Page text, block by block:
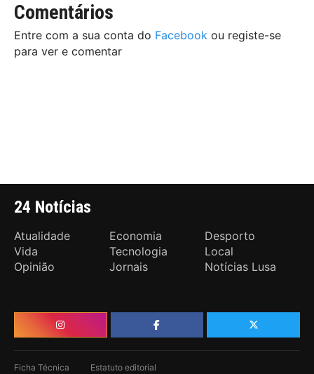
Comentários
Entre com a sua conta do Facebook ou registe-se
para ver e comentar
24 Notícias
Atualidade Economia
Desporto
Vida
Tecnologia
Local
Opinião
Jornais Notícias Lusa
Ficha Técnica Estatuto editorial